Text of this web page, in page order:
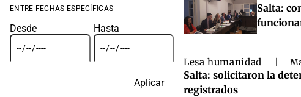
ENTRE FECHAS ESPECÍFICAS
Desde Hasta
Aplicar
Salta:
Lesa humanidad
Salta: solicitaron la
registrados